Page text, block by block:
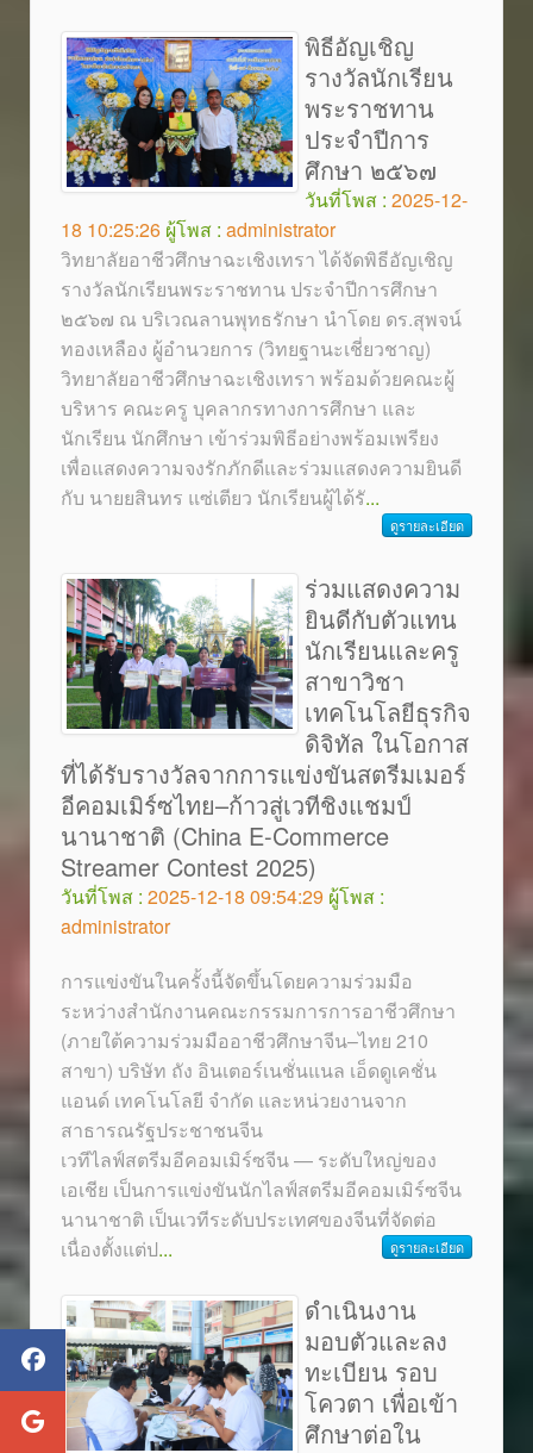
พิธีอัญเชิญ
รางวัลนักเรียน
พระราชทาน
ประจำปีการ
ศึกษา ๒๕๖๗
วันที่โพส : 2025-12-
18 10:25:26 ผู้โพส : administrator
วิทยาลัยอาชีวศึกษาฉะเชิงเทรา ได้จัดพิธีอัญเชิญ
รางวัลนักเรียนพระราชทาน ประจำปีการศึกษา
๒๕๖๗ ณ บริเวณลานพุทธรักษา นำโดย ดร.สุพจน์
ทองเหลือง ผู้อำนวยการ (วิทยฐานะเชี่ยวชาญ)
วิทยาลัยอาชีวศึกษาฉะเชิงเทรา พร้อมด้วยคณะผู้
บริหาร คณะครู บุคลากรทางการศึกษา และ
นักเรียน นักศึกษา เข้าร่วมพิธีอย่างพร้อมเพรียง
เพื่อแสดงความจงรักภักดีและร่วมแสดงความยินดี
กับ นายยสินทร แซ่เตียว นักเรียนผู้ได้รั...
ดูรายละเอียด
ร่วมแสดงความ
ยินดีกับตัวแทน
นักเรียนและครู
สาขาวิชา
เทคโนโลยีธุรกิจ
ดิจิทัล ในโอกาส
ที่ได้รับรางวัลจากการแข่งขันสตรีมเมอร์
อีคอมเมิร์ซไทย–ก้าวสู่เวทีชิงแชมป์
นานาชาติ (China E-Commerce
Streamer Contest 2025)
วันที่โพส : 2025-12-18 09:54:29 ผู้โพส :
administrator
การแข่งขันในครั้งนี้จัดขึ้นโดยความร่วมมือ
ระหว่างสำนักงานคณะกรรมการการอาชีวศึกษา
(ภายใต้ความร่วมมืออาชีวศึกษาจีน–ไทย 210
สาขา) บริษัท ถัง อินเตอร์เนชั่นแนล เอ็ดดูเคชั่น
แอนด์ เทคโนโลยี จำกัด และหน่วยงานจาก
สาธารณรัฐประชาชนจีน
เวทีไลฟ์สตรีมอีคอมเมิร์ซจีน — ระดับใหญ่ของ
เอเชีย เป็นการแข่งขันนักไลฟ์สตรีมอีคอมเมิร์ซจีน
นานาชาติ เป็นเวทีระดับประเทศของจีนที่จัดต่อ
เนื่องตั้งแต่ป... ดูรายละเอียด
ดำเนินงาน
มอบตัวและลง
ทะเบียน รอบ
โควตา เพื่อเข้า
ศึกษาต่อใน